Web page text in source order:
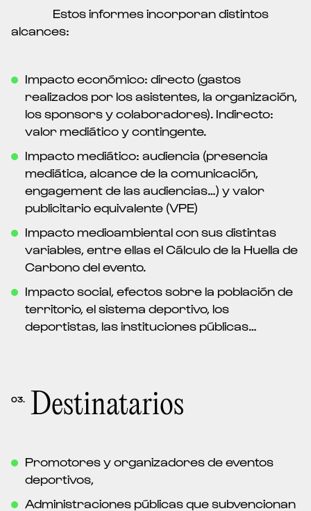
Estos informes incorporan distintos
alcances:
Impacto económico: directo (gastos
realizados por los asistentes, la organización,
los sponsors y colaboradores). Indirecto:
valor mediático y contingente.
Impacto mediático: audiencia (presencia
mediática, alcance de la comunicación,
engagement de las audiencias…) y valor
publicitario equivalente (VPE)
Impacto medioambiental con sus distintas
variables, entre ellas el Cálculo de la Huella de
Carbono del evento.
Impacto social, efectos sobre la población de
territorio, el sistema deportivo, los
deportistas, las instituciones públicas…
03. Destinatarios
Promotores y organizadores de eventos
deportivos,
Administraciones públicas que subvencionan